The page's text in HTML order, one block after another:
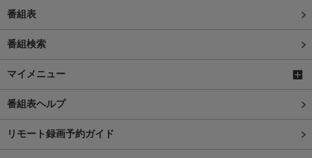
番組表
番組検索
マイメニュー
番組表ヘルプ
リモート録画予約ガイド